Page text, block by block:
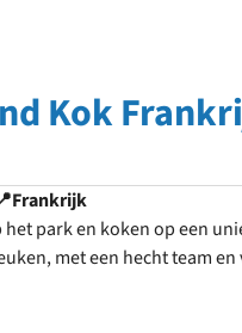
Kok
park en koken op een
met een hecht team